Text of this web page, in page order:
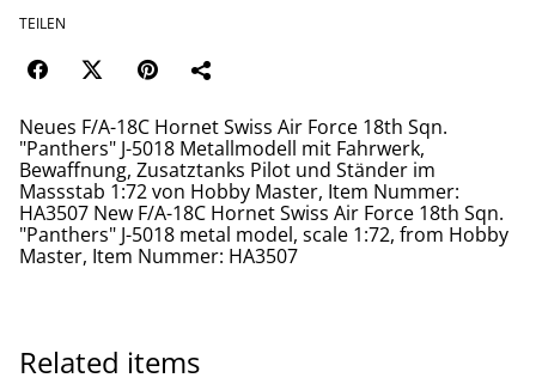
TEILEN
Neues F/A-18C Hornet Swiss Air Force 18th Sqn.
"Panthers" J-5018 Metallmodell mit Fahrwerk,
Bewaffnung, Zusatztanks Pilot und Ständer im
Massstab 1:72 von Hobby Master, Item Nummer:
HA3507 New F/A-18C Hornet Swiss Air Force 18th Sqn.
"Panthers" J-5018 metal model, scale 1:72, from Hobby
Master, Item Nummer: HA3507
Related items